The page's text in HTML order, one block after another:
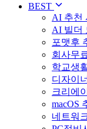
BEST
AI 추천
AI 빌더
포맷후
회사무
학교생
디자이
크리에
macOS
네트워